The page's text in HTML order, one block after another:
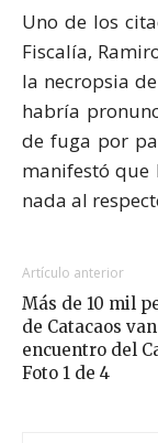
Uno de los
Fiscalía,
la necropsia
habría
de fuga por
manifestó que
nada al
Artículo anterior
Más de 10 mil
de Catacaos
encuentro del
Foto 1 de 4